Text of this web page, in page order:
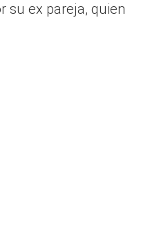
su ex pareja, quien